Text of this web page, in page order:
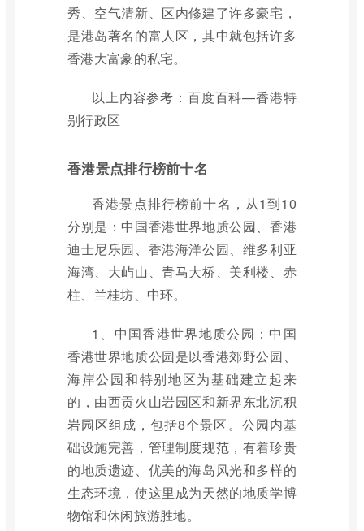
秀、空气清新、区内修建了许多豪宅，
是港岛著名的富人区，其中就包括许多
香港大富豪的私宅。
以上内容参考：百度百科—香港特
别行政区
香港景点排行榜前十名
香港景点排行榜前十名，从1到10
分别是：中国香港世界地质公园、香港
迪士尼乐园、香港海洋公园、维多利亚
海湾、大屿山、青马大桥、美利楼、赤
柱、兰桂坊、中环。
1、中国香港世界地质公园：中国
香港世界地质公园是以香港郊野公园、
海岸公园和特别地区为基础建立起来
的，由西贡火山岩园区和新界东北沉积
岩园区组成，包括8个景区。公园内基
础设施完善，管理制度规范，有着珍贵
的地质遗迹、优美的海岛风光和多样的
生态环境，使这里成为天然的地质学博
物馆和休闲旅游胜地。